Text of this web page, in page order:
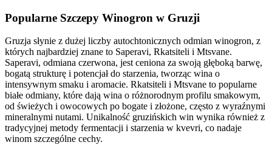
Popularne Szczepy Winogron w Gruzji
Gruzja słynie z dużej liczby autochtonicznych odmian winogron, z
których najbardziej znane to Saperavi, Rkatsiteli i Mtsvane.
Saperavi, odmiana czerwona, jest ceniona za swoją głęboką barwę,
bogatą strukturę i potencjał do starzenia, tworząc wina o
intensywnym smaku i aromacie. Rkatsiteli i Mtsvane to popularne
białe odmiany, które dają wina o różnorodnym profilu smakowym,
od świeżych i owocowych po bogate i złożone, często z wyraźnymi
mineralnymi nutami. Unikalność gruzińskich win wynika również z
tradycyjnej metody fermentacji i starzenia w kvevri, co nadaje
winom szczególne cechy.